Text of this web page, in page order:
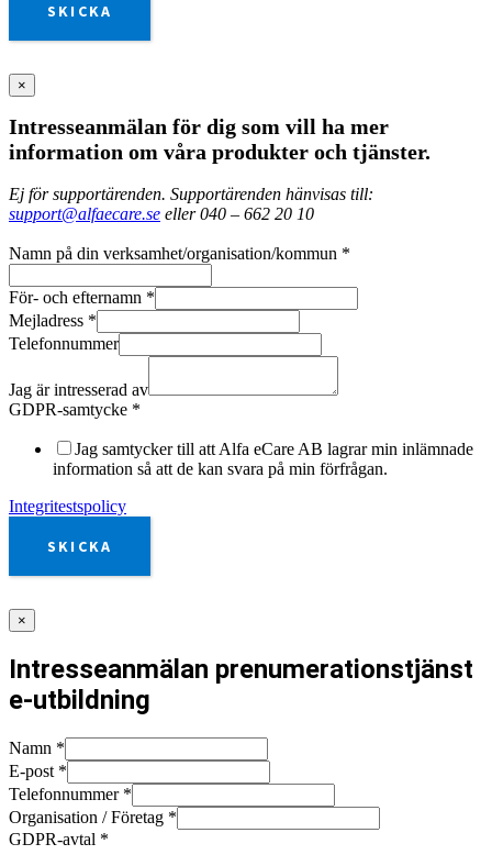
SKICKA
×
Intresseanmälan för dig som vill ha mer
information om våra produkter och tjänster.
Ej för supportärenden. Supportärenden hänvisas till:
support@alfaecare.se eller 040 – 662 20 10
Namn på din verksamhet/organisation/kommun *
För- och efternamn *
Mejladress *
Telefonnummer
Jag är intresserad av
GDPR-samtycke *
Jag samtycker till att Alfa eCare AB lagrar min inlämnade
information så att de kan svara på min förfrågan.
Integritestspolicy
SKICKA
×
Intresseanmälan prenumerationstjänst
e-utbildning
Namn *
E-post *
Telefonnummer *
Organisation / Företag *
GDPR-avtal *